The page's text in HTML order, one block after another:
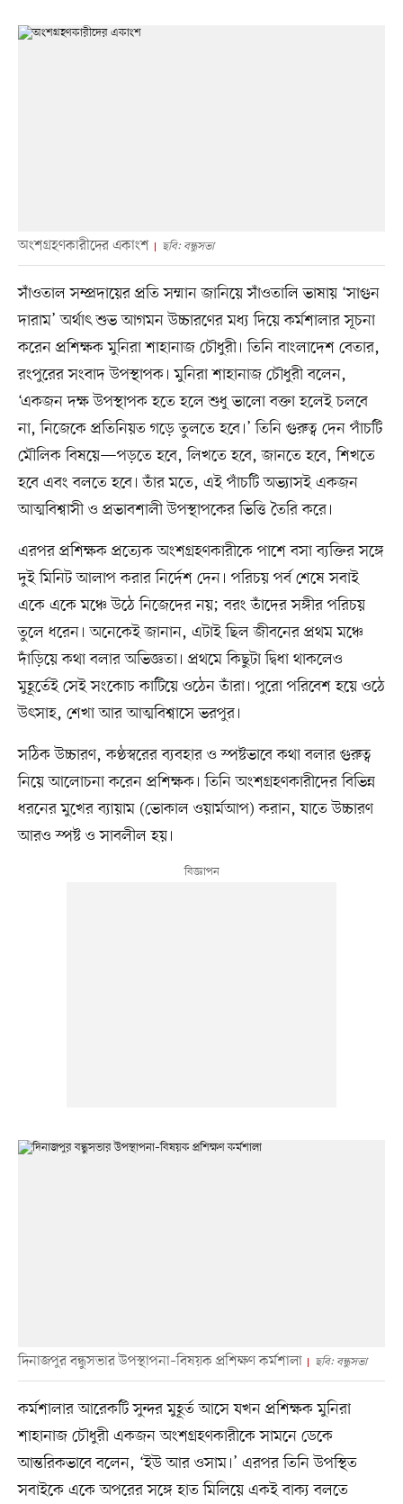
অংশগ্রহণকারীদের একাংশ ছবি: বন্ধুসভা
সাঁওতাল সম্প্রদায়ের প্রতি সম্মান জানিয়ে সাঁওতালি ভাষায় ‘সাগুন
দারাম’ অর্থাৎ শুভ আগমন উচ্চারণের মধ্য দিয়ে কর্মশালার সূচনা
করেন প্রশিক্ষক মুনিরা শাহানাজ চৌধুরী। তিনি বাংলাদেশ বেতার,
রংপুরের সংবাদ উপস্থাপক। মুনিরা শাহানাজ চৌধুরী বলেন,
‘একজন দক্ষ উপস্থাপক হতে হলে শুধু ভালো বক্তা হলেই চলবে
না, নিজেকে প্রতিনিয়ত গড়ে তুলতে হবে।’ তিনি গুরুত্ব দেন পাঁচটি
মৌলিক বিষয়ে—পড়তে হবে, লিখতে হবে, জানতে হবে, শিখতে
হবে এবং বলতে হবে। তাঁর মতে, এই পাঁচটি অভ্যাসই একজন
আত্মবিশ্বাসী ও প্রভাবশালী উপস্থাপকের ভিত্তি তৈরি করে।
এরপর প্রশিক্ষক প্রত্যেক অংশগ্রহণকারীকে পাশে বসা ব্যক্তির সঙ্গে
দুই মিনিট আলাপ করার নির্দেশ দেন। পরিচয় পর্ব শেষে সবাই
একে একে মঞ্চে উঠে নিজেদের নয়; বরং তাঁদের সঙ্গীর পরিচয়
তুলে ধরেন। অনেকেই জানান, এটাই ছিল জীবনের প্রথম মঞ্চে
দাঁড়িয়ে কথা বলার অভিজ্ঞতা। প্রথমে কিছুটা দ্বিধা থাকলেও
মুহূর্তেই সেই সংকোচ কাটিয়ে ওঠেন তাঁরা। পুরো পরিবেশ হয়ে ওঠে
উৎসাহ, শেখা আর আত্মবিশ্বাসে ভরপুর।
সঠিক উচ্চারণ, কণ্ঠস্বরের ব্যবহার ও স্পষ্টভাবে কথা বলার গুরুত্ব
নিয়ে আলোচনা করেন প্রশিক্ষক। তিনি অংশগ্রহণকারীদের বিভিন্ন
ধরনের মুখের ব্যায়াম (ভোকাল ওয়ার্মআপ) করান, যাতে উচ্চারণ
আরও স্পষ্ট ও সাবলীল হয়।
দিনাজপুর বন্ধুসভার উপস্থাপনা–বিষয়ক প্রশিক্ষণ কর্মশালা ছবি: বন্ধুসভা
কর্মশালার আরেকটি সুন্দর মুহূর্ত আসে যখন প্রশিক্ষক মুনিরা
শাহানাজ চৌধুরী একজন অংশগ্রহণকারীকে সামনে ডেকে
আন্তরিকভাবে বলেন, ‘ইউ আর ওসাম।’ এরপর তিনি উপস্থিত
সবাইকে একে অপরের সঙ্গে হাত মিলিয়ে একই বাক্য বলতে